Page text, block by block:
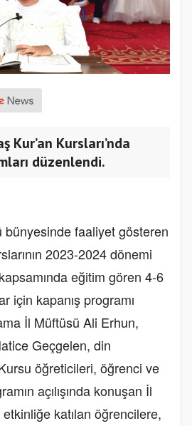
Kur’an Kursları’nda
düzenlendi.
bünyesinde faaliyet gösteren
2023-2024 dönemi
eğitim gören 4-6
için kapanış programı
İl Müftüsü Ali Erhun,
Geçgelen, din
öğreticileri, öğrenci ve
açılışında konuşan İl
katılan öğrencilere,